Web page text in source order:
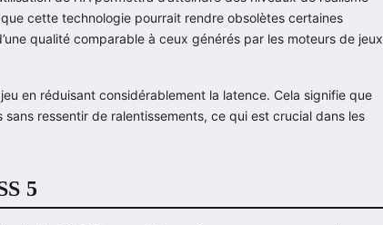
cette technologie pourrait rendre obsolètes certaines
qualité comparable à ceux générés par les moteurs de jeux
en réduisant considérablement la latence. Cela signifie que
ressentir de ralentissements, ce qui est crucial dans les
5